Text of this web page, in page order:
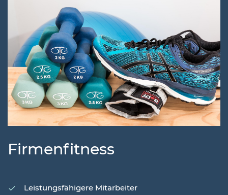
Firmenfitness
Leistungsfähigere Mitarbeiter